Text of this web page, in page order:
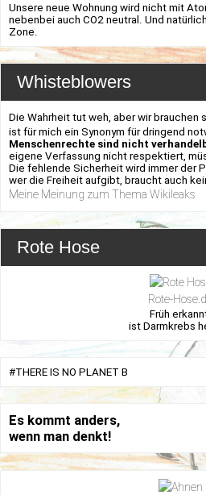
Unsere neue Wohnung wird nicht mit
nebenbei auch CO2 neutral. Und
Zone.
Whisteblowers
Die Wahrheit tut weh, aber wir brauchen
ist für mich ein Synonym für dringend
Menschenrechte sind nicht
eigene Verfassung nicht respektiert,
Die fehlende Sicherheit wird immer der
wer die Freiheit aufgibt, braucht auch
Meine Meinung zum Thema Wikileaks
Rote Hose
Rote-
Früh
ist Darmkrebs
#THERE IS NO PLANET B
Es kommt anders,
wenn man denkt!